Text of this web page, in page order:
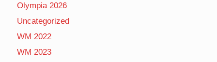
Olympia 2026
Uncategorized
WM 2022
WM 2023